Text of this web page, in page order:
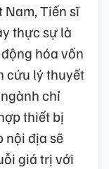
Tiến sĩ
thực sự là
hóa vốn
cứu lý thuyết
chỉ
thiết bị
nội địa sẽ
giá trị với